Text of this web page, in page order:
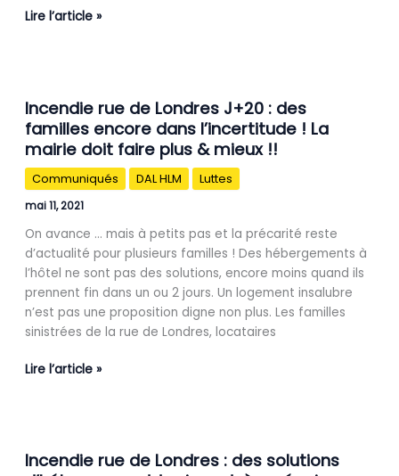
Garonne?
Lire l’article »
Incendie rue de Londres J+20 : des
familles encore dans l’incertitude ! La
mairie doit faire plus & mieux !!
Communiqués DAL HLM Luttes
mai 11, 2021
On avance … mais à petits pas et la précarité reste
d’actualité pour plusieurs familles ! Des hébergements à
l’hôtel ne sont pas des solutions, encore moins quand ils
prennent fin dans un ou 2 jours. Un logement insalubre
n’est pas une proposition digne non plus. Les familles
sinistrées de la rue de Londres, locataires
rue
de
Londres
J+20
:
des
familles
encore
dans
l’incertitude
!
La
doit
!!
Lire l’article »
Incendie rue de Londres : des solutions
rue